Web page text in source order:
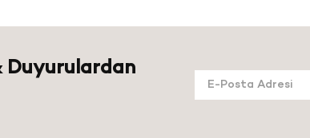
Duyurulardan